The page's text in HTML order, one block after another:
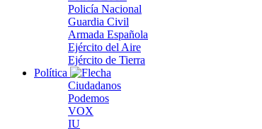
Policía Nacional
Guardia Civil
Armada Española
Ejército del Aire
Ejército de Tierra
Política
Ciudadanos
Podemos
VOX
IU